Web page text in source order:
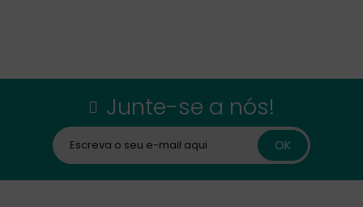
Junte-se a nós!